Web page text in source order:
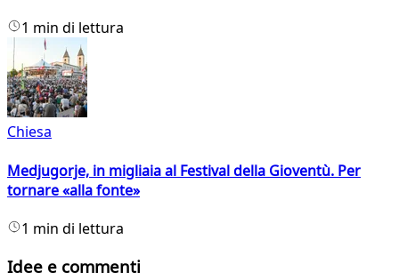
1 min di lettura
Chiesa
Medjugorje, in migliaia al Festival della Gioventù. Per
tornare «alla fonte»
1 min di lettura
Idee e commenti